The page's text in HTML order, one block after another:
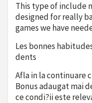
This type of include
designed for really
games we have
Les bonnes
dents
Afla in la continuare
Bonus adaugat mai
ce condi?ii este